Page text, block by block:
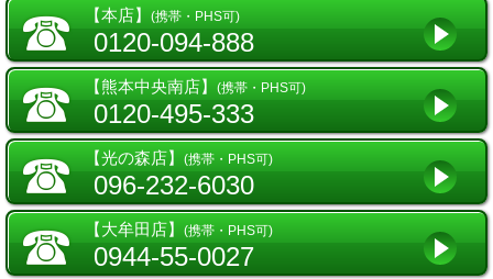
☎ 【本店】 (携帯・PHS可)
0120-094-888
☎ 【熊本中央南店】 (携帯・PHS可)
0120-495-333
☎ 【光の森店】 (携帯・PHS可)
096-232-6030
☎ 【大牟田店】 (携帯・PHS可)
0944-55-0027